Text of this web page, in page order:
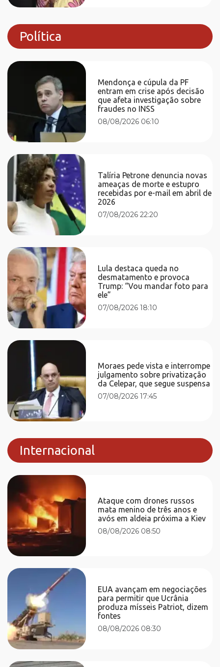
Política
Mendonça e cúpula da PF
entram em crise após decisão
que afeta investigação sobre
fraudes no INSS
08/08/2026 06:10
Talíria Petrone denuncia novas
ameaças de morte e estupro
recebidas por e-mail em abril de
2026
07/08/2026 22:20
Lula destaca queda no
desmatamento e provoca
Trump: “Vou mandar foto para
ele”
07/08/2026 18:10
Moraes pede vista e interrompe
julgamento sobre privatização
da Celepar, que segue suspensa
07/08/2026 17:45
Internacional
Ataque com drones russos
mata menino de três anos e
avós em aldeia próxima a Kiev
08/08/2026 08:50
EUA avançam em negociações
para permitir que Ucrânia
produza mísseis Patriot, dizem
fontes
08/08/2026 08:30